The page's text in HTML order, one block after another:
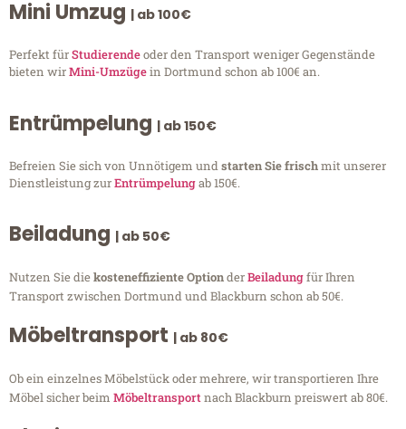
Mini Umzug | ab 100€
Perfekt fürStudierendeoder den Transport weniger Gegenstände
bieten wirMini-Umzügein Dortmund schon ab 100€ an.
Entrümpelung | ab 150€
Befreien Sie sich von Unnötigem undstarten Sie frischmit unserer
Dienstleistung zurEntrümpelungab 150€.
Beiladung | ab 50€
Nutzen Sie diekosteneffiziente OptionderBeiladungfür Ihren
Transport zwischen Dortmund und Blackburn schon ab 50€.
Möbeltransport | ab 80€
Ob ein einzelnes Möbelstück oder mehrere, wir transportieren Ihre
Möbel sicher beim Möbeltransportnach Blackburn preiswert ab 80€.